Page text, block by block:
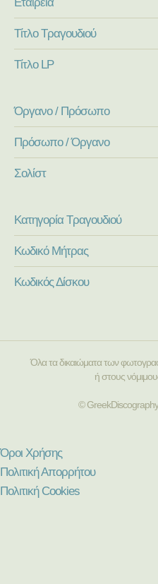
Τίτλο Τραγουδιού
Τίτλο LP
Όργανο / Πρόσωπο
Πρόσωπο / Όργανο
Σολίστ
Κατηγορία Τραγουδιού
Κωδικό Μήτρας
Κωδικός Δίσκου
Όλα τα δικαιώματα των
ή στους
©
Όροι Χρήσης
Πολιτική Απορρήτου
Πολιτική Cookies